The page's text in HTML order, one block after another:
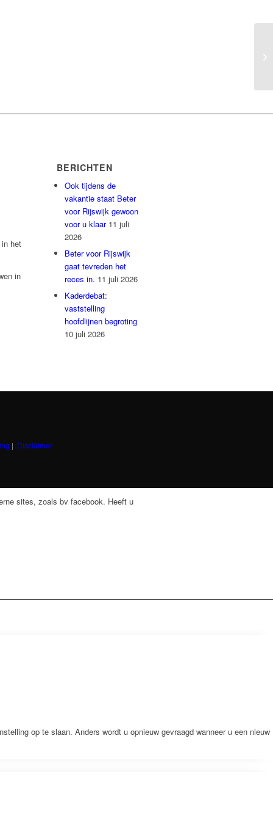
het
in
BERICHTEN
Ook tijdens de
vakantie staat Beter
voor Rijswijk gewoon
voor u klaar 11 juli
2026
Beter voor Rijswijk
gaat tevreden het
reces in. 11 juli 2026
Kaderdebat:
vaststelling
hoofdlijnen begroting
10 juli 2026
| Disclaimer
sites, zoals bv facebook. Heeft u
op te slaan. Anders wordt u opnieuw gevraagd wanneer u een nieuw